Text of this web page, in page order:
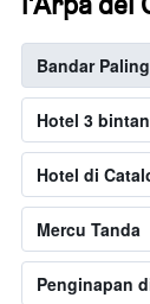
Bandar
Hotel 3
Hotel di
Mercu Tanda
Penginapan